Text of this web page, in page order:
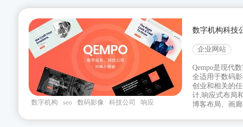
数字机构 seo 数码影像 科技公司
响应
数字机构科技
企业网站
Qempo是现代
全适用于数码影
创业和相关的
计,响应式布局
博客布局、画